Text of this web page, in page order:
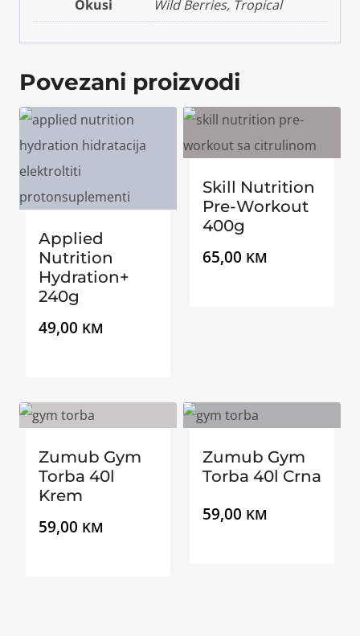
Okusi Wild Berries, Tropical
Povezani proizvodi
Applied
Nutrition
Hydration+
240g
49,00 KM
Skill Nutrition
Pre-Workout
400g
65,00 KM
Zumub Gym
Torba 40l
Krem
59,00 KM
Zumub Gym
Torba 40l Crna
59,00 KM